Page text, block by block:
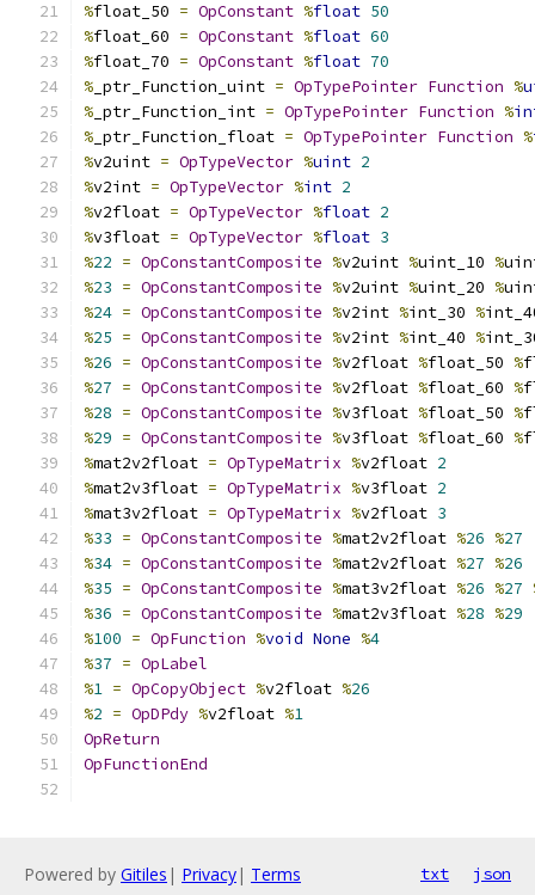
%float_50 = OpConstant %float 50
%float_60 = OpConstant %float 60
%float_70 = OpConstant %float 70
% _ptr_Function_uint = OpTypePointer Function %
% _ptr_Function_int = OpTypePointer Function %
% _ptr_Function_float = OpTypePointer Function %
%v2uint = OpTypeVector %uint 2
%v2int = OpTypeVector %int 2
%v2float = OpTypeVector %float 2
%v3float = OpTypeVector %float 3
%22 = OpConstantComposite %v2uint %uint_10 %
%23 = OpConstantComposite %v2uint %uint_20 %
%24 = OpConstantComposite %v2int %int_30 %
%25 = OpConstantComposite %v2int %int_40 %
%26 = OpConstantComposite %v2float %float_50 %
%27 = OpConstantComposite %v2float %float_60 %
%28 = OpConstantComposite %v3float %float_50 %
%29 = OpConstantComposite %v3float %float_60 %
%mat2v2float = OpTypeMatrix %v2float 2
%mat2v3float = OpTypeMatrix %v3float 2
%mat3v2float = OpTypeMatrix %v2float 3
%33 = OpConstantComposite %mat2v2float %26 %27
%34 = OpConstantComposite %mat2v2float %27 %26
%35 = OpConstantComposite %mat3v2float %26 %27
%36 = OpConstantComposite %mat2v3float %28 %29
%100 = OpFunction %void None %4
%37 = OpLabel
%1 = OpCopyObject %v2float %26
%2 = OpDPdy %v2float %1
OpReturn
OpFunctionEnd
Powered by Gitiles | Privacy| Terms txt json